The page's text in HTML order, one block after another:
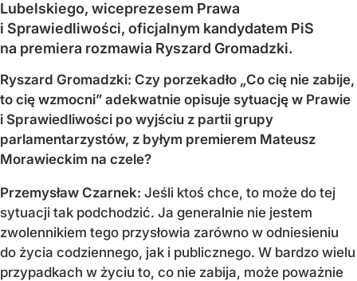
Lubelskiego, wiceprezesem Prawa
i Sprawiedliwości, oficjalnym kandydatem PiS
na premiera rozmawia Ryszard Gromadzki.
Ryszard Gromadzki: Czy porzekadło „Co cię nie zabije,
to cię wzmocni” adekwatnie opisuje sytuację w Prawie
i Sprawiedliwości po wyjściu z partii grupy
parlamentarzystów, z byłym premierem Mateusz
Morawieckim na czele?
Przemysław Czarnek: Jeśli ktoś chce, to może do tej
sytuacji tak podchodzić. Ja generalnie nie jestem
zwolennikiem tego przysłowia zarówno w odniesieniu
do życia codziennego, jak i publicznego. W bardzo wielu
przypadkach w życiu to, co nie zabija, może poważnie